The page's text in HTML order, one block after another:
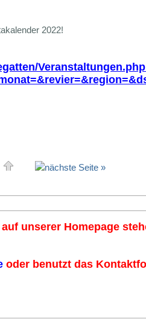
2022!
unserer Homepage
oder benutzt das